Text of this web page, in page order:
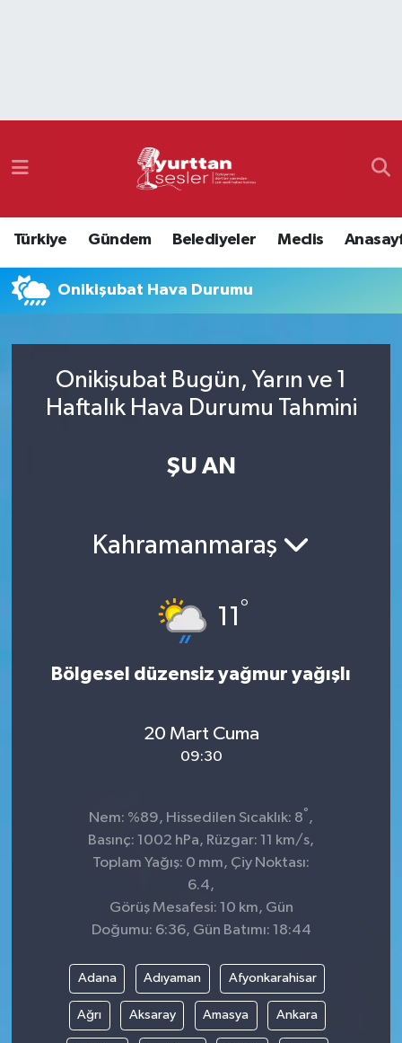
Türkiye Gündem Belediyeler Meclis
Onikişubat Hava Durumu
Onikişubat Bugün, Yarın ve 1
Haftalık Hava Durumu Tahmini
ŞU AN
Kahramanmaraş
11 °
Bölgesel düzensiz yağmur yağışlı
20 Mart Cuma
09:30
Nem: %89, Hissedilen Sıcaklık: 8° ,
Basınç: 1002 hPa, Rüzgar: 11 km/s,
Toplam Yağış: 0 mm, Çiy Noktası:
6.4,
Görüş Mesafesi: 10 km, Gün
Doğumu: 6:36, Gün Batımı: 18:44
Adana Adıyaman Afyonkarahisar
Ağrı Aksaray Amasya Ankara
Namaz Vakitleri
Süper Lig Puan Durumu ve Fikstür
Tüm Manşetler
Son Dakika Haberleri
Haber Arşivi